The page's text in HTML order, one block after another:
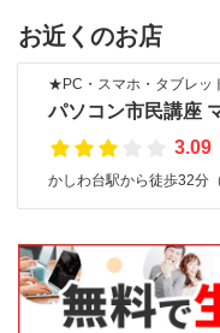
お近くのお店
★PC・スマホ・タブレッ
パソコン市民講座
3.09
かしわ台駅から徒歩32分